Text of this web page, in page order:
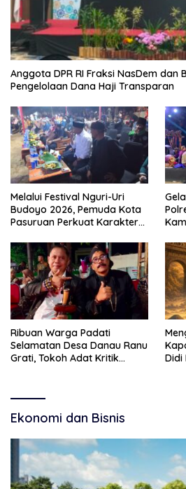
Anggota DPR RI Fraksi NasDem dan
Pengelolaan Dana Haji Transparan
Melalui Festival Nguri-Uri
Budoyo 2026, Pemuda Kota
Pasuruan Perkuat Karakter
Narkoba
Ribuan Warga Padati
Selamatan Desa Danau Ranu
Grati, Tokoh Adat Kritik
Didi
Ekonomi dan Bisnis